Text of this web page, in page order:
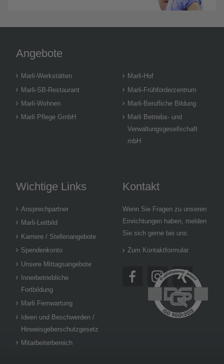
Angebote
Marli-Werkstätten
Marli-Hof
Marli-SB-Restaurant
Marli-Frühförderzentrum
Marli-Wohnen
Marli-Berufliche Bildung
Marli Pflege GmbH
Marli Betriebs- und
Verwaltungsgesellschaft
mbH
Wichtige Links
Ansprechpartner
Marli-Leitbild
Karriere / Stellenangebote
Spendenkonto
Unsere Mittagsangebote
Innerbetriebliche
Fortbildung
Marli Fernwartung
Ideen und Beschwerden /
Hinweisgeberschutzgesetz
Mitarbeiterbereich
Kontakt
Wenn Sie Fragen zu unseren
Einrichtungen haben, melden
Sie sich gerne bei uns.
Zum Kontaktformular